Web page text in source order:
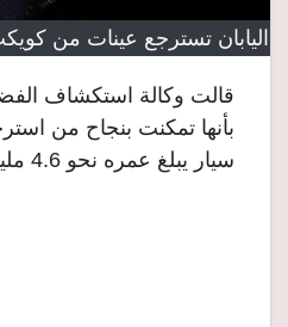
اليابان تسترجع عينات من كويكب يبلغ
قالت وكالة استكشاف
بأنها تمكنت بنجاح من
سيار يبلغ عمره نحو 4.6 مليار عام.